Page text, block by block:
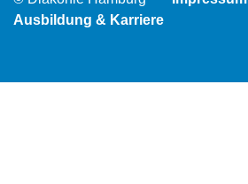
Ausbildung & Karriere